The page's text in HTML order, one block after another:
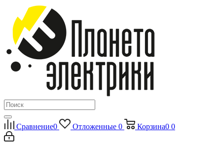
Сравнение0 Отложенные 0 Корзина0 0